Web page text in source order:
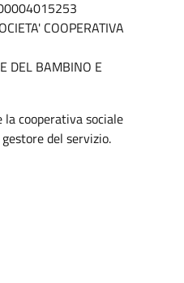
COOPERATIVA
DEL BAMBINO E
cooperativa sociale
del servizio.